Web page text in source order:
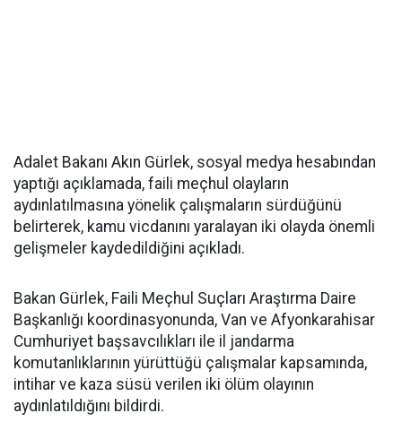
Adalet Bakanı Akın Gürlek, sosyal medya hesabından
yaptığı açıklamada, faili meçhul olayların
aydınlatılmasına yönelik çalışmaların sürdüğünü
belirterek, kamu vicdanını yaralayan iki olayda önemli
gelişmeler kaydedildiğini açıkladı.
Bakan Gürlek, Faili Meçhul Suçları Araştırma Daire
Başkanlığı koordinasyonunda, Van ve Afyonkarahisar
Cumhuriyet başsavcılıkları ile il jandarma
komutanlıklarının yürüttüğü çalışmalar kapsamında,
intihar ve kaza süsü verilen iki ölüm olayının
aydınlatıldığını bildirdi.